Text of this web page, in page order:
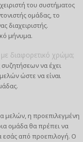
του συστήματος
ομάδας, το
διαχειριστής.
μήνυμα.
με διαφορετικό χρώμα;
συζητήσεων να έχει
ώστε να είναι
μελών, η προεπιλεγμένη
ομάδα θα πρέπει να
εσάς από προεπιλογή. Ο